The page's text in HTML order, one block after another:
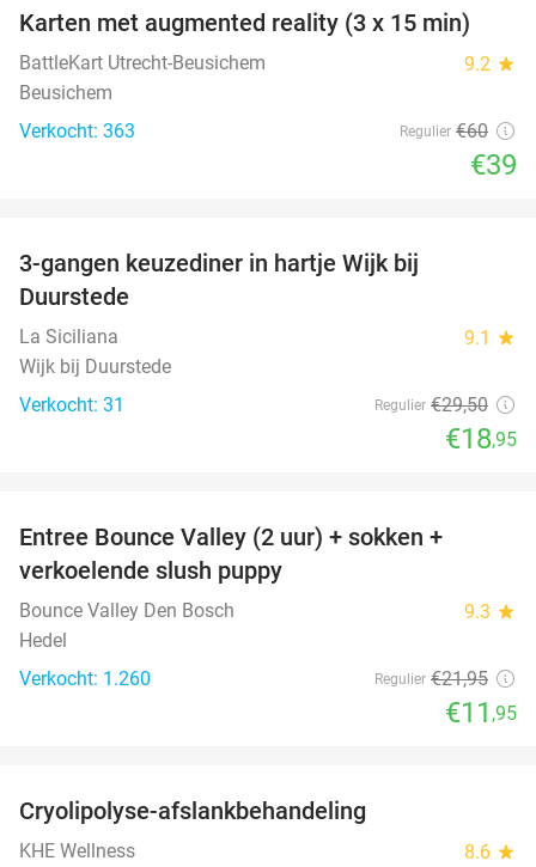
35%
Karten met augmented reality (3 x 15 min)
BattleKart Utrecht-Beusichem 9.2 star
Beusichem
Verkocht: 363
Regulier €60
€39
3-gangen keuzediner in hartje Wijk bij
Duurstede
La Siciliana 9.1 star
Wijk bij Duurstede
Verkocht: 31
Regulier €29,50
€18,95
Entree Bounce Valley (2 uur) + sokken +
verkoelende slush puppy
Bounce Valley Den Bosch 9.3 star
Hedel
Verkocht: 1.260
Regulier €21,95
€11 ,95
Cryolipolyse-afslankbehandeling
KHE Wellness 8.6 star